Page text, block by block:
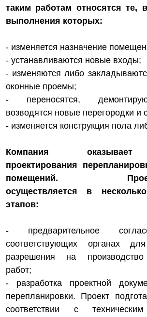
таким работам относятся те,
выполнения которых:
- изменяется назначение
- устанавливаются новые входы;
- изменяются либо
оконные проемы;
- переносятся,
возводятся новые перегородки и
- изменяется конструкция пола
Компания
проектирования
помещений.
осуществляется в
этапов:
- предварительное
соответствующих органах
разрешения на
работ;
- разработка проектной
перепланировки. Проект
соответствии с